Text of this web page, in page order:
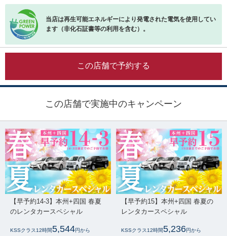
当店は再生可能エネルギーにより発電された電気を使用してい
ます（非化石証書等の利用を含む）。
この店舗で予約する
この店舗で実施中のキャンペーン
【早予約14-3】本州+四国 春夏
のレンタカースペシャル
KSSクラス12時間5,544円から
【早予約15】本州+四国 春夏の
レンタカースペシャル
KSSクラス12時間5,236円から